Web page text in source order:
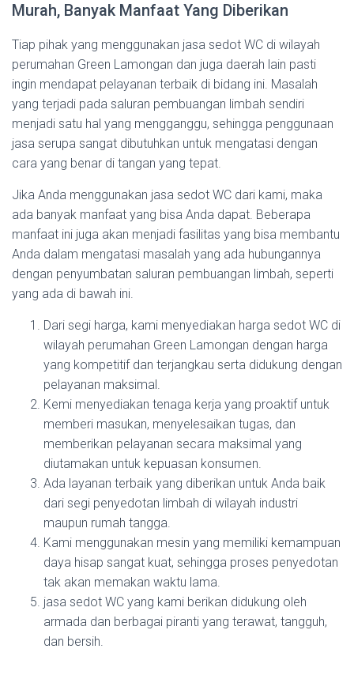
Murah, Banyak Manfaat Yang Diberikan
Tiap pihak yang menggunakan jasa sedot WC di wilayah
perumahan Green Lamongan dan juga daerah lain pasti
ingin mendapat pelayanan terbaik di bidang ini. Masalah
yang terjadi pada saluran pembuangan limbah sendiri
menjadi satu hal yang mengganggu, sehingga penggunaan
jasa serupa sangat dibutuhkan untuk mengatasi dengan
cara yang benar di tangan yang tepat.
Jika Anda menggunakan jasa sedot WC dari kami, maka
ada banyak manfaat yang bisa Anda dapat. Beberapa
manfaat ini juga akan menjadi fasilitas yang bisa membantu
Anda dalam mengatasi masalah yang ada hubungannya
dengan penyumbatan saluran pembuangan limbah, seperti
yang ada di bawah ini.
Dari segi harga, kami menyediakan harga sedot WC di
wilayah perumahan Green Lamongan dengan harga
yang kompetitif dan terjangkau serta didukung dengan
pelayanan maksimal.
Kemi menyediakan tenaga kerja yang proaktif untuk
memberi masukan, menyelesaikan tugas, dan
memberikan pelayanan secara maksimal yang
diutamakan untuk kepuasan konsumen.
Ada layanan terbaik yang diberikan untuk Anda baik
dari segi penyedotan limbah di wilayah industri
maupun rumah tangga.
Kami menggunakan mesin yang memiliki kemampuan
daya hisap sangat kuat, sehingga proses penyedotan
tak akan memakan waktu lama.
jasa sedot WC yang kami berikan didukung oleh
armada dan berbagai piranti yang terawat, tangguh,
dan bersih.